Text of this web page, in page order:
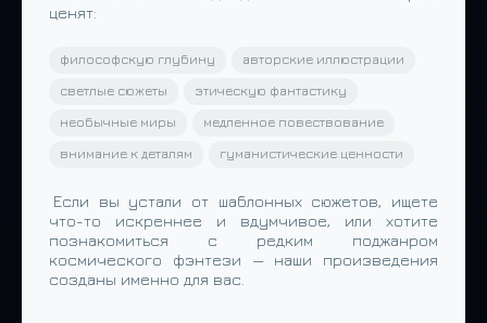
ценят:
философскую глубину авторские иллюстрации
светлые сюжеты этическую фантастику
необычные миры медленное повествование
внимание к деталям гуманистические ценности
Если вы устали от шаблонных сюжетов, ищете
что-то искреннее и вдумчивое, или хотите
познакомиться с редким поджанром
космического фэнтези — наши произведения
созданы именно для вас.